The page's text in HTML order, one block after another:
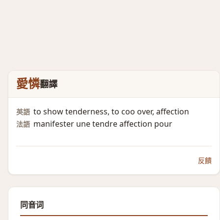
愛憐翻譯
英語 to show tenderness, to coo over, affection
法語 manifester une tendre affection pour
反饋
同音词